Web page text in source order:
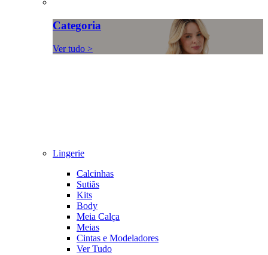
Categoria
Ver tudo >
Lingerie
Calcinhas
Sutiãs
Kits
Body
Meia Calça
Meias
Cintas e Modeladores
Ver Tudo